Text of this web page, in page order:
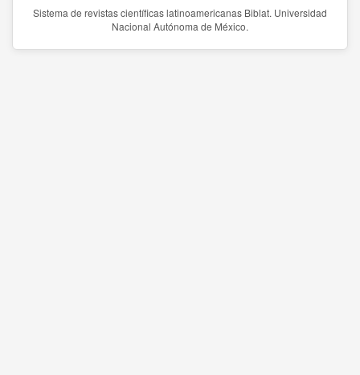
Sistema de revistas científicas latinoamericanas Biblat. Universidad
Nacional Autónoma de México.